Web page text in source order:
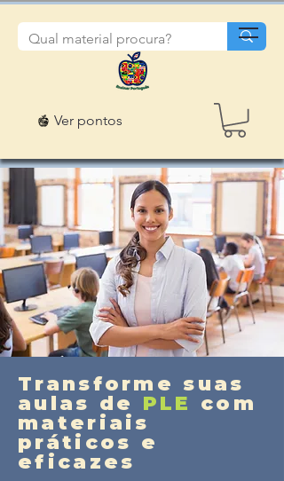
Ver pontos
Transforme suas
aulas de PLE com
materiais
práticos e
eficazes